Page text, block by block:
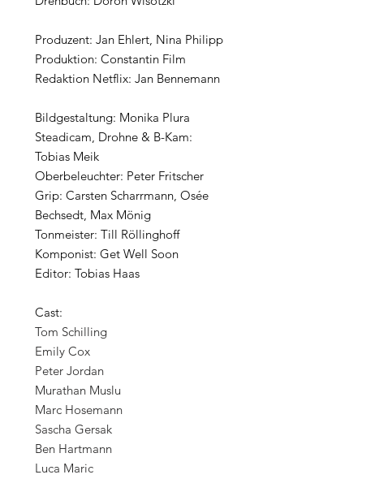
Produzent: Jan Ehlert, Nina Philipp
Produktion: Constantin Film
Redaktion Netflix: Jan Bennemann
Bildgestaltung: Monika Plura
Steadicam, Drohne & B-Kam:
Tobias Meik
Oberbeleuchter: Peter Fritscher
Grip: Carsten Scharrmann, Osée
Bechsedt, Max Mönig
Tonmeister: Till Röllinghoff
Komponist: Get Well Soon
Editor: Tobias Haas
Cast:
Tom Schilling
Emily Cox
Peter Jordan
Murathan Muslu
Marc Hosemann
Sascha Gersak
Ben Hartmann
Luca Maric